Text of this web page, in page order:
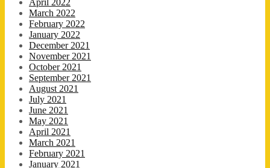
April 2022
March 2022
February 2022
January 2022
December 2021
November 2021
October 2021
September 2021
August 2021
July 2021
June 2021
May 2021
April 2021
March 2021
February 2021
January 2021